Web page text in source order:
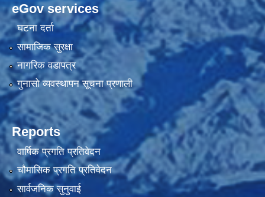
eGov services
घटना दर्ता
सामाजिक सुरक्षा
नागरिक वडापत्र
गुनासो व्यवस्थापन सूचना प्रणाली
Reports
वार्षिक प्रगति प्रतिवेदन
चौमासिक प्रगति प्रतिवेदन
सार्वजनिक सुनुवाई